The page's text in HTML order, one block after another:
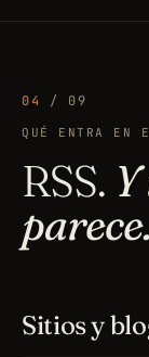
04 / 09
QUÉ ENTRA EN
RSS.
parece.
Sitios y